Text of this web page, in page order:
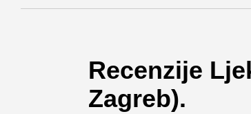
Recenzije
Zagreb).